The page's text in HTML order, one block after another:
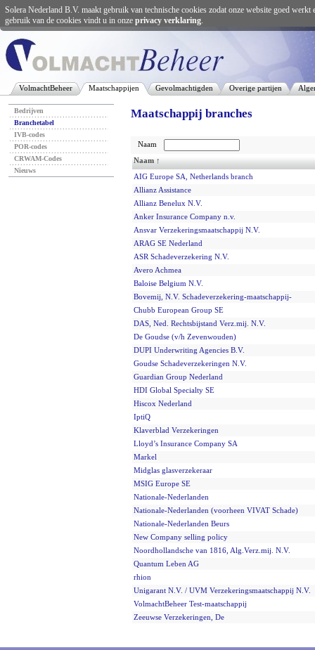
VolmachtBeheer Maatschappijen Gevolmachtigden Overige partijen
Bedrijven
Branchetabel
IVB-codes
POR-codes
CRWAM-Codes
Nieuws
Maatschappij branches
Naam
Naam ↑
AIG Europe SA, Netherlands branch
Allianz Assistance
Allianz Benelux N.V.
Anker Insurance Company n.v.
Ansvar Verzekeringsmaatschappij N.V.
ARAG SE Nederland
ASR Schadeverzekering N.V.
Avero Achmea
Baloise Belgium N.V.
Bovemij, N.V. Schadeverzekering-maatschappij-
Chubb European Group SE
DAS, Ned. Rechtsbijstand Verz.mij. N.V.
De Goudse (v/h Zevenwouden)
DUPI Underwriting Agencies B.V.
Goudse Schadeverzekeringen N.V.
Guardian Group Nederland
HDI Global Specialty SE
Hiscox Nederland
IptiQ
Klaverblad Verzekeringen
Lloyd’s Insurance Company SA
Markel
Midglas glasverzekeraar
MSIG Europe SE
Nationale-Nederlanden
Nationale-Nederlanden (voorheen VIVAT Schade)
Nationale-Nederlanden Beurs
New Company selling policy
Noordhollandsche van 1816, Alg.Verz.mij. N.V.
Quantum Leben AG
rhion
Unigarant N.V. / UVM Verzekeringsmaatschappij N.V.
VolmachtBeheer Test-maatschappij
Zeeuwse Verzekeringen, De
Solera Nederland B.V. maakt gebruik van technische cookies zodat onze website goed
gebruik van de cookies vindt u in onze privacy verklaring.